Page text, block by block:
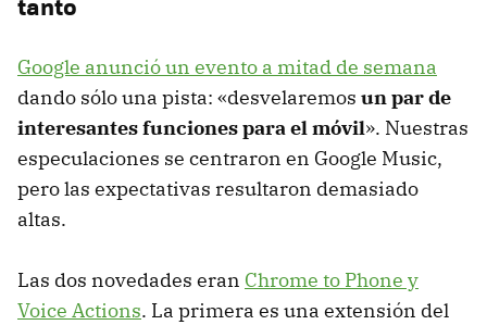
Google anunció un evento a mitad de semana
dando sólo una pista: «desvelaremos un par de
interesantes funciones para el móvil». Nuestras
especulaciones se centraron en Google Music,
pero las expectativas resultaron demasiado
altas.
Las dos novedades eran Chrome to Phone y
Voice Actions. La primera es una extensión del